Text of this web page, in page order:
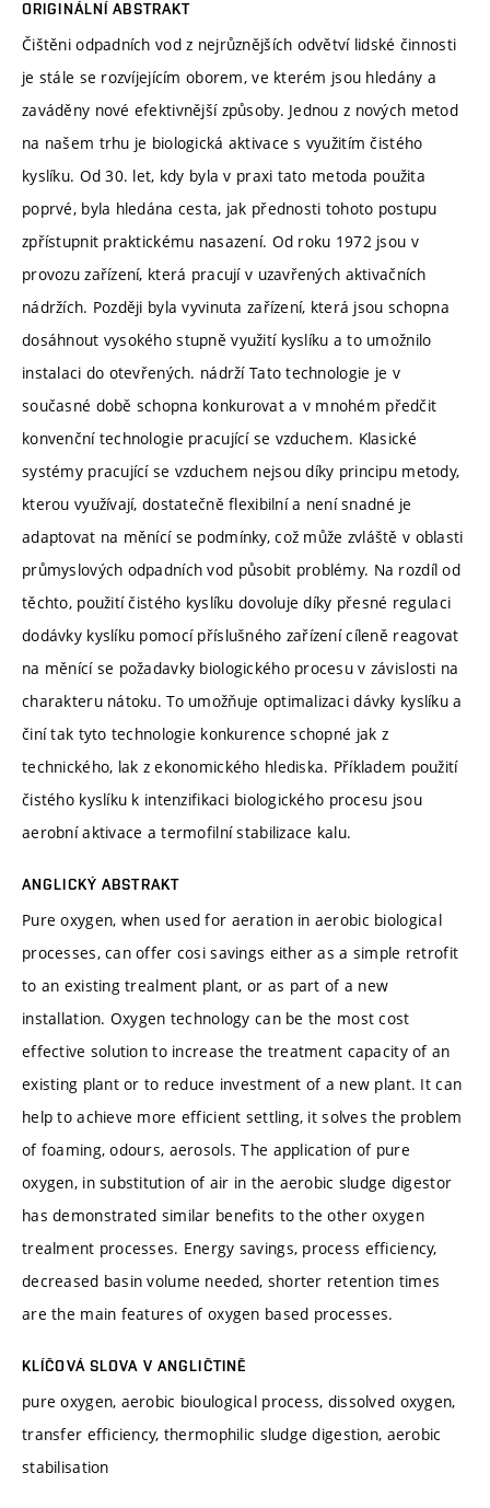
ORIGINÁLNÍ ABSTRAKT
Čištěni odpadních vod z nejrůznějších odvětví lidské činnosti
je stále se rozvíjejícím oborem, ve kterém jsou hledány a
zaváděny nové efektivnější způsoby. Jednou z nových metod
na našem trhu je biologická aktivace s využitím čistého
kyslíku. Od 30. let, kdy byla v praxi tato metoda použita
poprvé, byla hledána cesta, jak přednosti tohoto postupu
zpřístupnit praktickému nasazení. Od roku 1972 jsou v
provozu zařízení, která pracují v uzavřených aktivačních
nádržích. Později byla vyvinuta zařízení, která jsou schopna
dosáhnout vysokého stupně využití kyslíku a to umožnilo
instalaci do otevřených. nádrží Tato technologie je v
současné době schopna konkurovat a v mnohém předčit
konvenční technologie pracující se vzduchem. Klasické
systémy pracující se vzduchem nejsou díky principu metody,
kterou využívají, dostatečně flexibilní a není snadné je
adaptovat na měnící se podmínky, což může zvláště v oblasti
průmyslových odpadních vod působit problémy. Na rozdíl od
těchto, použití čistého kyslíku dovoluje díky přesné regulaci
dodávky kyslíku pomocí příslušného zařízení cíleně reagovat
na měnící se požadavky biologického procesu v závislosti na
charakteru nátoku. To umožňuje optimalizaci dávky kyslíku a
činí tak tyto technologie konkurence schopné jak z
technického, lak z ekonomického hlediska. Příkladem použití
čistého kyslíku k intenzifikaci biologického procesu jsou
aerobní aktivace a termofilní stabilizace kalu.
ANGLICKÝ ABSTRAKT
Pure oxygen, when used for aeration in aerobic biological
processes, can offer cosi savings either as a simple retrofit
to an existing trealment plant, or as part of a new
installation. Oxygen technology can be the most cost
effective solution to increase the treatment capacity of an
existing plant or to reduce investment of a new plant. It can
help to achieve more efficient settling, it solves the problem
of foaming, odours, aerosols. The application of pure
oxygen, in substitution of air in the aerobic sludge digestor
has demonstrated similar benefits to the other oxygen
trealment processes. Energy savings, process efficiency,
decreased basin volume needed, shorter retention times
are the main features of oxygen based processes.
KLÍČOVÁ SLOVA V ANGLIČTINĚ
pure oxygen, aerobic bioulogical process, dissolved oxygen,
transfer efficiency, thermophilic sludge digestion, aerobic
stabilisation